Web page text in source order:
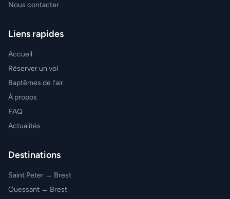
Nous contacter
Liens rapides
Accueil
Réserver un vol
Baptêmes de l'air
À propos
FAQ
Actualités
Destinations
Saint Peter → Brest
Ouessant → Brest